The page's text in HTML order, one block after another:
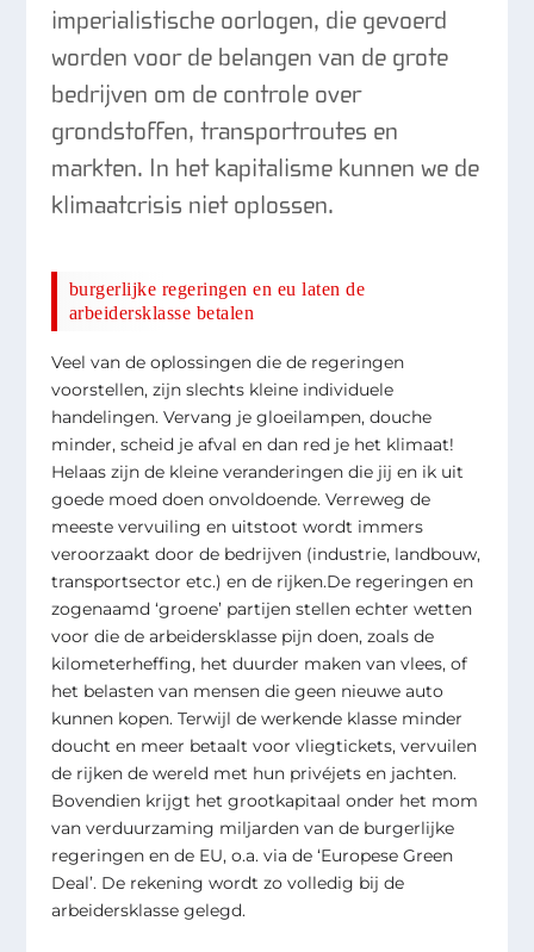
imperialistische oorlogen, die gevoerd
worden voor de belangen van de grote
bedrijven om de controle over
grondstoffen, transportroutes en
markten. In het kapitalisme kunnen we de
klimaatcrisis niet oplossen.
burgerlijke regeringen en eu laten de
arbeidersklasse betalen
Veel van de oplossingen die de regeringen
voorstellen, zijn slechts kleine individuele
handelingen. Vervang je gloeilampen, douche
minder, scheid je afval en dan red je het klimaat!
Helaas zijn de kleine veranderingen die jij en ik uit
goede moed doen onvoldoende. Verreweg de
meeste vervuiling en uitstoot wordt immers
veroorzaakt door de bedrijven (industrie, landbouw,
transportsector etc.) en de rijken.De regeringen en
zogenaamd ‘groene’ partijen stellen echter wetten
voor die de arbeidersklasse pijn doen, zoals de
kilometerheffing, het duurder maken van vlees, of
het belasten van mensen die geen nieuwe auto
kunnen kopen. Terwijl de werkende klasse minder
doucht en meer betaalt voor vliegtickets, vervuilen
de rijken de wereld met hun privéjets en jachten.
Bovendien krijgt het grootkapitaal onder het mom
van verduurzaming miljarden van de burgerlijke
regeringen en de EU, o.a. via de ‘Europese Green
Deal’. De rekening wordt zo volledig bij de
arbeidersklasse gelegd.